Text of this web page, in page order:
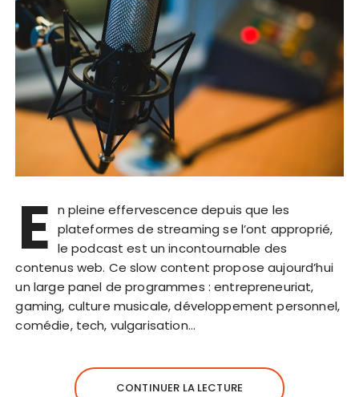
E n pleine effervescence depuis que les
plateformes de streaming se l’ont approprié,
le podcast est un incontournable des
contenus web. Ce slow content propose aujourd’hui
un large panel de programmes : entrepreneuriat,
gaming, culture musicale, développement personnel,
comédie, tech, vulgarisation…
CONTINUER LA LECTURE